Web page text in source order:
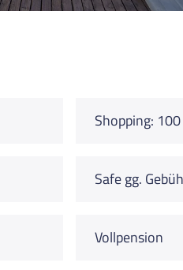
Shopping:
Safe gg.
Vollpension